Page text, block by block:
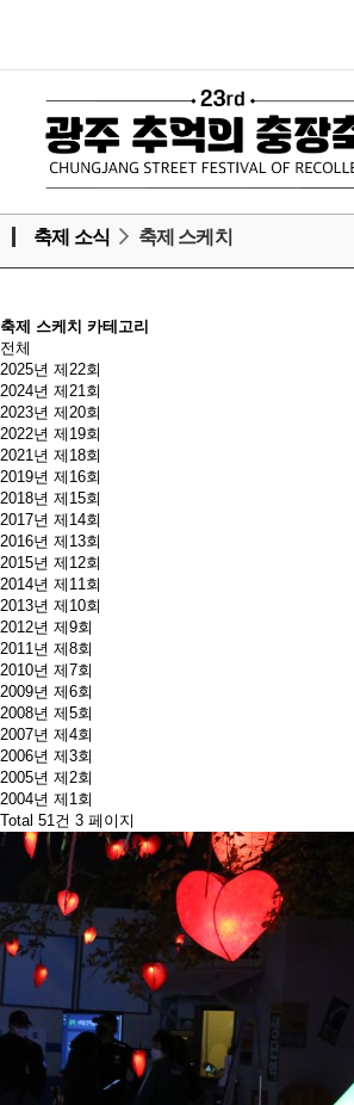
축제 소식 축제 스케치
축제 스케치 카테고리
전체
2025년 제22회
2024년 제21회
2023년 제20회
2022년 제19회
2021년 제18회
2019년 제16회
2018년 제15회
2017년 제14회
2016년 제13회
2015년 제12회
2014년 제11회
2013년 제10회
2012년 제9회
2011년 제8회
2010년 제7회
2009년 제6회
2008년 제5회
2007년 제4회
2006년 제3회
2005년 제2회
2004년 제1회
Total 51건 3 페이지